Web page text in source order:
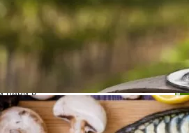
ЕТ
ВАСИЛЕВ ЕТ е транспортна
международен транспорт,
превоз и спедиция в страната и
Фирмата предлага ежеседмичен
международен транспорт
цени в